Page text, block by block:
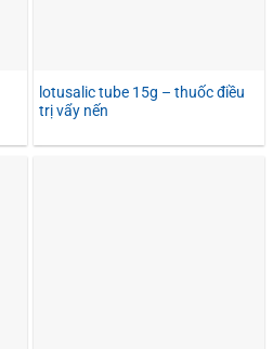
lotusalic tube 15g – thuốc điều
trị vẩy nến